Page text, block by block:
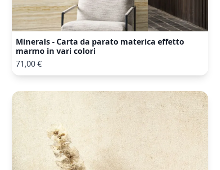
Minerals - Carta da parato materica effetto
marmo in vari colori
71,00 €